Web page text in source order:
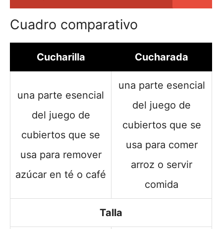
Cuadro comparativo
Cucharilla Cucharada
una parte esencial
del juego de
cubiertos que se
usa para remover
azúcar en té o café
una parte esencial
del juego de
cubiertos que se
usa para comer
arroz o servir
comida
Talla